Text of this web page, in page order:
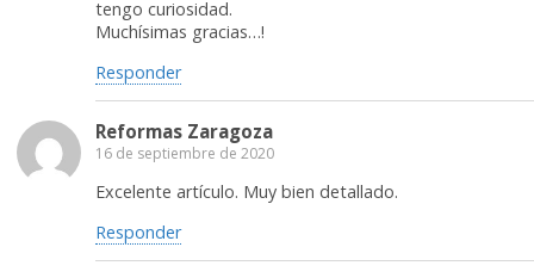
tengo curiosidad.
Muchísimas gracias…!
Responder
Reformas Zaragoza
16 de septiembre de 2020
Excelente artículo. Muy bien detallado.
Responder